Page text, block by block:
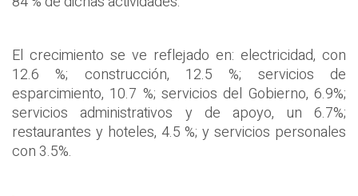
El crecimiento se ve reflejado en: electricidad, con
12.6 %; construcción, 12.5 %; servicios de
esparcimiento, 10.7 %; servicios del Gobierno, 6.9%;
servicios administrativos y de apoyo, un 6.7%;
restaurantes y hoteles, 4.5 %; y servicios personales
con 3.5%.